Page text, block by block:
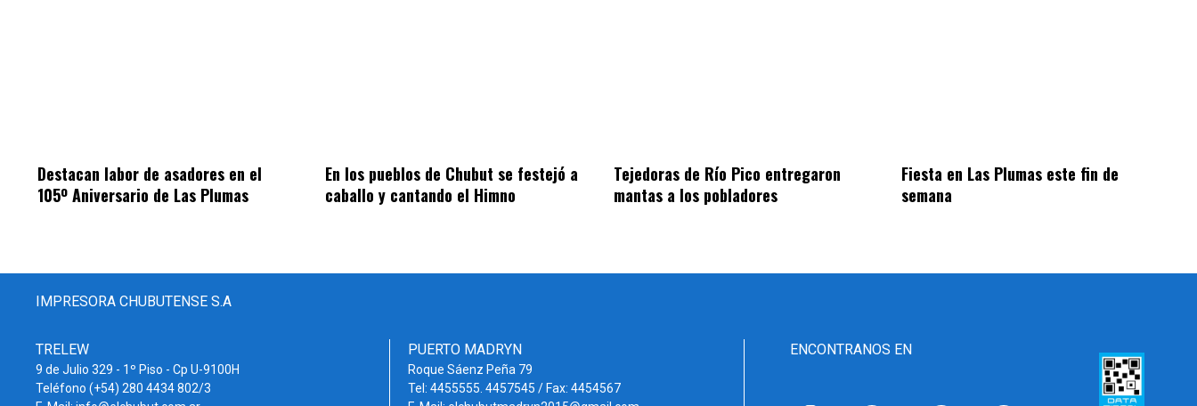
Destacan labor de asadores en el
105º Aniversario de Las Plumas
En los pueblos de Chubut se festejó a
caballo y cantando el Himno
Tejedoras de Río Pico entregaron
mantas a los pobladores
Fiesta en Las Plumas este fin de
semana
IMPRESORA CHUBUTENSE S.A
TRELEW
9 de Julio 329 - 1º Piso - Cp U-9100H
Teléfono (+54) 280 4434 802/3
PUERTO MADRYN
Roque Sáenz Peña 79
Tel: 4455555. 4457545 / Fax: 4454567
ENCONTRANOS EN